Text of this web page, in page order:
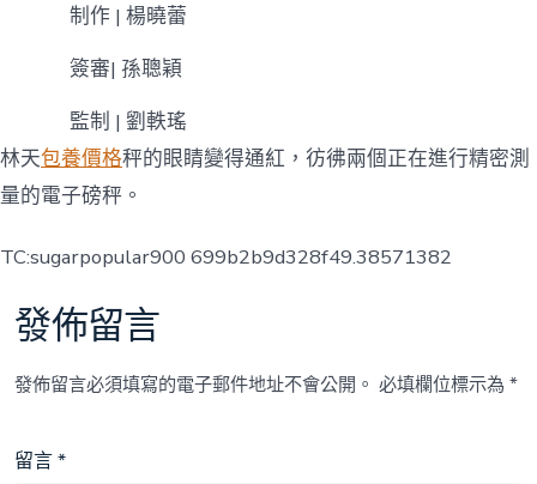
制作 | 楊曉蕾
簽審| 孫聰穎
監制 | 劉軼瑤
林天包養價格秤的眼睛變得通紅，彷彿兩個正在進行精密測
量的電子磅秤。
TC:sugarpopular900 699b2b9d328f49.38571382
發佈留言
發佈留言必須填寫的電子郵件地址不會公開。 必填欄位標示為*
留言*